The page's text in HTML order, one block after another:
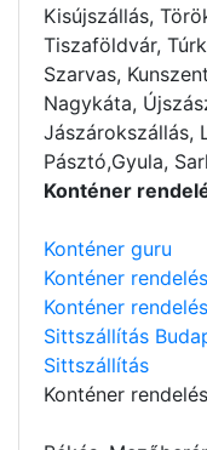
Kisújszállás,
Tiszaföldvár,
Szarvas,
Nagykáta,
Jászárokszállás,
Pásztó,Gyula,
Konténer
Konténer guru
Konténer
Konténer
Sittszállítás
Sittszállítás
Konténer rendelés